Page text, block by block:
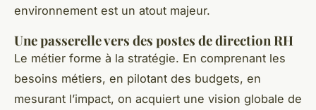
environnement est un atout majeur.
Une passerelle vers des postes de direction RH
Le métier forme à la stratégie. En comprenant les
besoins métiers, en pilotant des budgets, en
mesurant l’impact, on acquiert une vision globale de